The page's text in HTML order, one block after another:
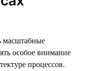
масштабные
особое внимание
процессов.